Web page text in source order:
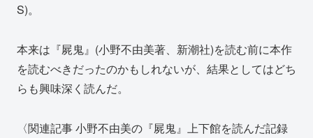
S)。
本来は『屍鬼』(小野不由美著、新潮社)を読む前に本作
を読むべきだったのかもしれないが、結果としてはどち
らも興味深く読んだ。
〈関連記事 小野不由美の『屍鬼』上下館を読んだ記録